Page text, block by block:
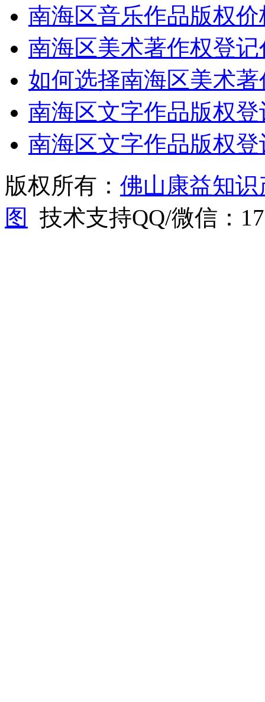
南海区音乐作品版权
南海区美术著作权登
如何选择南海区美术
南海区文字作品版权
南海区文字作品版权
版权所有： 佛山康益知
图
技术支持QQ/微信：